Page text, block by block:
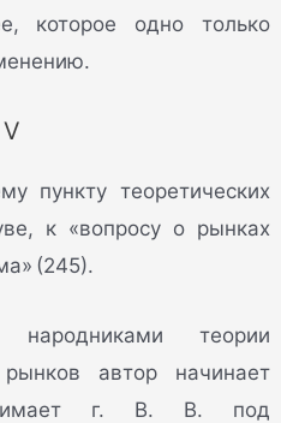
которое одно только
V
пункту теоретических
к «вопросу о рынках
(245).
народниками теории
автор начинает
г. В. В. под